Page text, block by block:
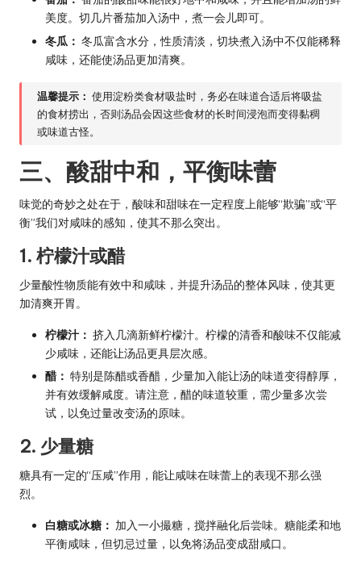
美度。切几片番茄加入汤中，煮一会儿即可。
冬瓜： 冬瓜富含水分，性质清淡，切块煮入汤中不仅能稀释
咸味，还能使汤品更加清爽。
温馨提示： 使用淀粉类食材吸盐时，务必在味道合适后将吸盐
的食材捞出，否则汤品会因这些食材的长时间浸泡而变得黏稠
或味道古怪。
三、酸甜中和，平衡味蕾
味觉的奇妙之处在于，酸味和甜味在一定程度上能够“欺骗”或“平
衡”我们对咸味的感知，使其不那么突出。
1. 柠檬汁或醋
少量酸性物质能有效中和咸味，并提升汤品的整体风味，使其更
加清爽开胃。
柠檬汁： 挤入几滴新鲜柠檬汁。柠檬的清香和酸味不仅能减
少咸味，还能让汤品更具层次感。
醋： 特别是陈醋或香醋，少量加入能让汤的味道变得醇厚，
并有效缓解咸度。请注意，醋的味道较重，需少量多次尝
试，以免过量改变汤的原味。
2. 少量糖
糖具有一定的“压咸”作用，能让咸味在味蕾上的表现不那么强
烈。
白糖或冰糖： 加入一小撮糖，搅拌融化后尝味。糖能柔和地
平衡咸味，但切忌过量，以免将汤品变成甜咸口。